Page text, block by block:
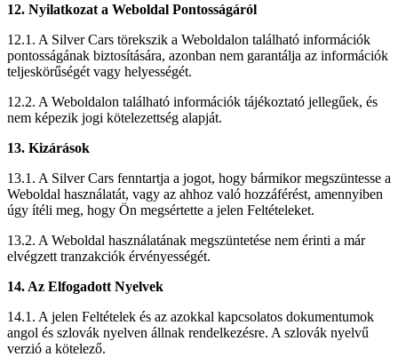
12. Nyilatkozat a Weboldal Pontosságáról
12.1. A Silver Cars törekszik a Weboldalon található információk
pontosságának biztosítására, azonban nem garantálja az információk
teljeskörűségét vagy helyességét.
12.2. A Weboldalon található információk tájékoztató jellegűek, és
nem képezik jogi kötelezettség alapját.
13. Kizárások
13.1. A Silver Cars fenntartja a jogot, hogy bármikor megszüntesse a
Weboldal használatát, vagy az ahhoz való hozzáférést, amennyiben
úgy ítéli meg, hogy Ön megsértette a jelen Feltételeket.
13.2. A Weboldal használatának megszüntetése nem érinti a már
elvégzett tranzakciók érvényességét.
14. Az Elfogadott Nyelvek
14.1. A jelen Feltételek és az azokkal kapcsolatos dokumentumok
angol és szlovák nyelven állnak rendelkezésre. A szlovák nyelvű
verzió a kötelező.